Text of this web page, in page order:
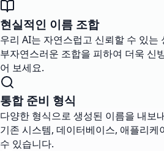
현실적인 이름 조합
우리 AI는 자연스럽고 신뢰할 수 있는
부자연스러운 조합을 피하여 더욱 신
어 보세요.
통합 준비 형식
다양한 형식으로 생성된 이름을 내보
기존 시스템, 데이터베이스, 애플리
수 있습니다.